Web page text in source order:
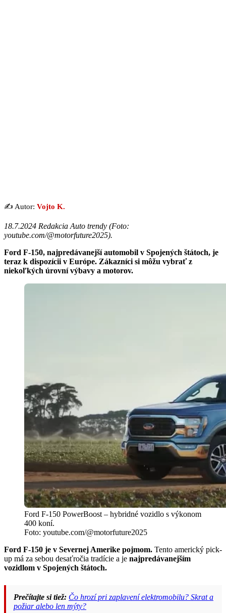
✍️ Autor: Vojto K.
18.7.2024 Redakcia Auto trendy (Foto:
youtube.com/@motorfuture2025).
Ford F-150, najpredávanejší automobil v Spojených štátoch, je
teraz k dispozícii v Európe. Zákazníci si môžu vybrať z
niekoľkých úrovní výbavy a motorov.
Ford F-150 PowerBoost – hybridné vozidlo s výkonom
400 koní.
Foto: youtube.com/@motorfuture2025
Ford F-150 je v Severnej Amerike pojmom. Tento americký pick-
up má za sebou desaťročia tradície a je najpredávanejším
vozidlom v Spojených štátoch.
Prečítajte si tiež: Čo hrozí pri zaplavení elektromobilu? Skrat a
požiar alebo len mýty?